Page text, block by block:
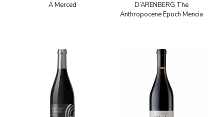
A Merced
D’ARENBERG The
Anthropocene Epoch Mencia